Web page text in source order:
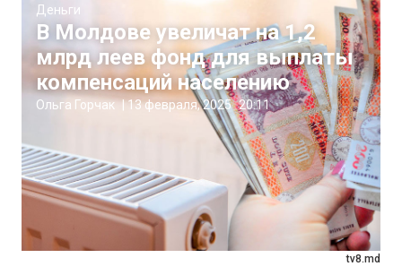
tv8.md
Деньги
В Молдове увеличат на 1,2
млрд леев фонд для выплаты
компенсаций населению
Ольга Горчак |13 февраля, 2025 20:11